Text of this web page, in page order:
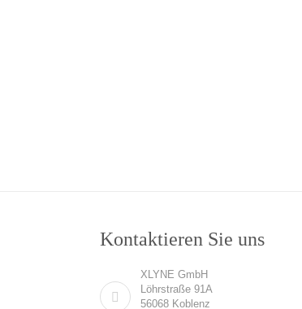
Kontaktieren Sie uns
XLYNE GmbH
Löhrstraße 91A
56068 Koblenz